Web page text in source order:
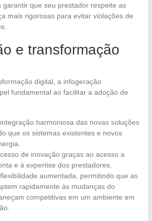
garantir que seu prestador respeite as
mais rigorosas para evitar violações de
e transformação
digital, a infogeração
fundamental ao facilitar a adoção de
harmoniosa das novas soluções
que os sistemas existentes e novos
de inovação graças ao acesso a
e à expertise dos prestadores.
aumentada, permitindo que as
rapidamente às mudanças do
competitivas em um ambiente em